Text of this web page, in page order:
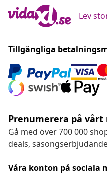
Lev
Tillgängliga
Prenumerera på vårt
Gå med över 700 000
deals,
Våra konton på sociala